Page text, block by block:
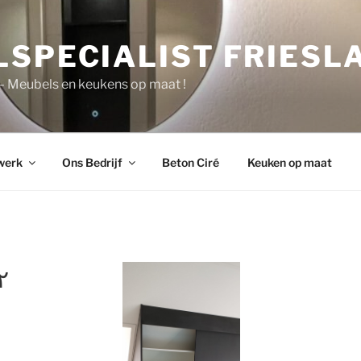
en keukens op maat !
Ons Bedrijf Beton Ciré Keuken op maat